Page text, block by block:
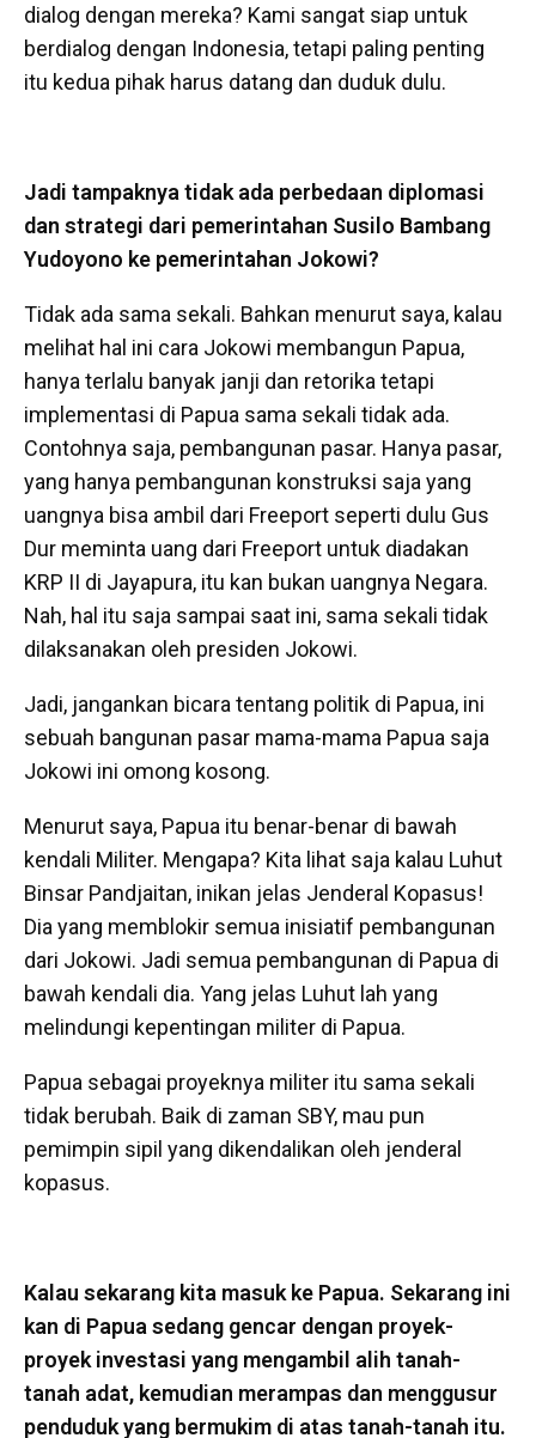
dialog dengan mereka? Kami sangat siap untuk
berdialog dengan Indonesia, tetapi paling penting
itu kedua pihak harus datang dan duduk dulu.
Jadi tampaknya tidak ada perbedaan diplomasi
dan strategi dari pemerintahan Susilo Bambang
Yudoyono ke pemerintahan Jokowi?
Tidak ada sama sekali. Bahkan menurut saya, kalau
melihat hal ini cara Jokowi membangun Papua,
hanya terlalu banyak janji dan retorika tetapi
implementasi di Papua sama sekali tidak ada.
Contohnya saja, pembangunan pasar. Hanya pasar,
yang hanya pembangunan konstruksi saja yang
uangnya bisa ambil dari Freeport seperti dulu Gus
Dur meminta uang dari Freeport untuk diadakan
KRP II di Jayapura, itu kan bukan uangnya Negara.
Nah, hal itu saja sampai saat ini, sama sekali tidak
dilaksanakan oleh presiden Jokowi.
Jadi, jangankan bicara tentang politik di Papua, ini
sebuah bangunan pasar mama-mama Papua saja
Jokowi ini omong kosong.
Menurut saya, Papua itu benar-benar di bawah
kendali Militer. Mengapa? Kita lihat saja kalau Luhut
Binsar Pandjaitan, inikan jelas Jenderal Kopasus!
Dia yang memblokir semua inisiatif pembangunan
dari Jokowi. Jadi semua pembangunan di Papua di
bawah kendali dia. Yang jelas Luhut lah yang
melindungi kepentingan militer di Papua.
Papua sebagai proyeknya militer itu sama sekali
tidak berubah. Baik di zaman SBY, mau pun
pemimpin sipil yang dikendalikan oleh jenderal
kopasus.
Kalau sekarang kita masuk ke Papua. Sekarang ini
kan di Papua sedang gencar dengan proyek-
proyek investasi yang mengambil alih tanah-
tanah adat, kemudian merampas dan menggusur
penduduk yang bermukim di atas tanah-tanah itu.